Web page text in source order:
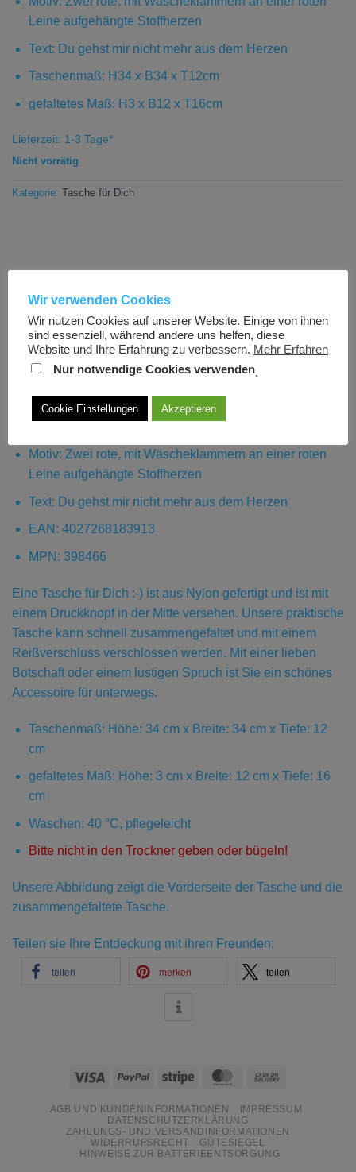
Leine aufgehängte Stoffherzen
Text: Du gehst mir nicht mehr aus dem Herzen
Taschenmaß: H34 x B34 x T12cm
gefaltetes Maß: H3 x B12 x T16cm
Lieferzeit: 1-3 Tage*
Nicht vorrätig
Kategorie: Tasche für Dich
BESCHREIBUNG
ZUSÄTZLICHE INFORMATION
REZENSIONEN (0)
Tasche für Dich Du gehst mir nicht mehr aus
dem Herzen
Motiv: Zwei rote, mit Wäscheklammern an einer roten
Leine aufgehängte Stoffherzen
Text: Du gehst mir nicht mehr aus dem Herzen
EAN: 4027268183913
MPN: 398466
Eine Tasche für Dich :-) ist aus Nylon gefertigt und ist mit
einem Druckknopf in der Mitte versehen. Unsere praktische
Tasche kann schnell zusammengefaltet und mit einem
Reißverschluss verschlossen werden. Mit einer lieben
Botschaft oder einem lustigen Spruch ist Sie ein schönes
Accessoire für unterwegs.
Taschenmaß: Höhe: 34 cm x Breite: 34 cm x Tiefe: 12
cm
gefaltetes Maß: Höhe: 3 cm x Breite: 12 cm x Tiefe: 16
cm
Waschen: 40 °C, pflegeleicht
Bitte nicht in den Trockner geben oder bügeln!
Unsere Abbildung zeigt die Vorderseite der Tasche und die
zusammengefaltete Tasche.
Teilen sie Ihre Entdeckung mit ihren Freunden:
teilen merken teilen
Visa PayPal Stripe MasterCard
Delivery
AGB UND KUNDENINFORMATIONEN
IMPRESSUM
DATENSCHUTZERKLÄRUNG
ZAHLUNGS- UND VERSANDINFORMATIONEN
WIDERRUFSRECHT
GÜTESIEGEL
HINWEISE ZUR BATTERIEENTSORGUNG
Wir verwenden Cookies
Wir nutzen Cookies auf unserer Website. Einige von ihnen
sind essenziell, während andere uns helfen, diese
Website und Ihre Erfahrung zu verbessern. Mehr Erfahren
Nur notwendige Cookies verwenden.
Cookie Einstellungen Akzeptieren